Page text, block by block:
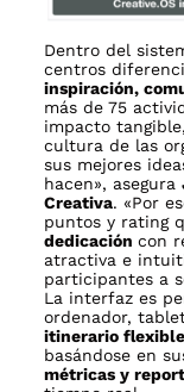
Dentro del
centros
inspiración,
más de 75
impacto
cultura de las
sus mejores
hacen», asegura
Creativa. «Por
puntos y rating
dedicacióncon
atractiva e
participantes a
La interfaz es
ordenador,
itinerario
basándose en
métricas y